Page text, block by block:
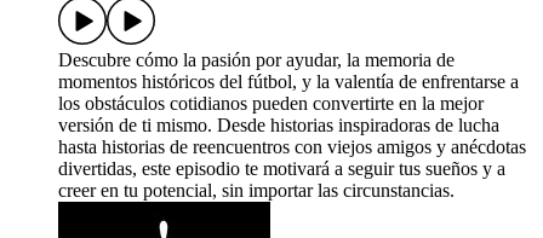
Descubre cómo la pasión por ayudar, la memoria de
momentos históricos del fútbol, y la valentía de enfrentarse a
los obstáculos cotidianos pueden convertirte en la mejor
versión de ti mismo. Desde historias inspiradoras de lucha
hasta historias de reencuentros con viejos amigos y anécdotas
divertidas, este episodio te motivará a seguir tus sueños y a
creer en tu potencial, sin importar las circunstancias.